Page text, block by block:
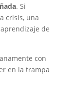
. Si
crisis, una
de
con
en la trampa